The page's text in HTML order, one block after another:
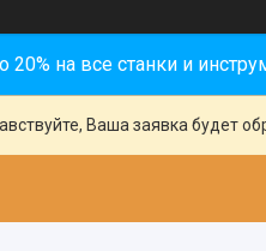
20% на все станки и
Ваша заявка будет